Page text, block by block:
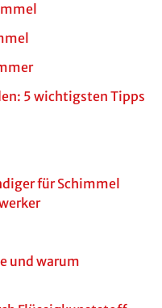
5 wichtigsten Tipps
für Schimmel
und warum